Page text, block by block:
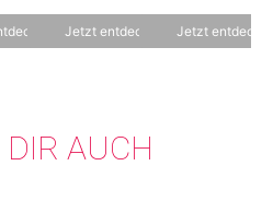
5
Jetzt entdecken
5
ist:
Jetzt
AUCH